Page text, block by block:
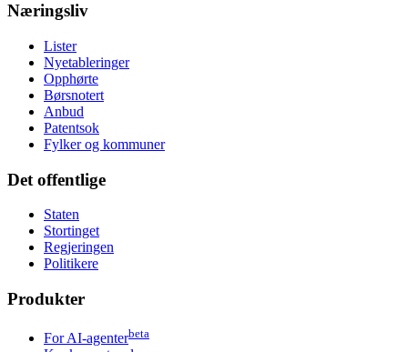
Næringsliv
Lister
Nyetableringer
Opphørte
Børsnotert
Anbud
Patentsok
Fylker og kommuner
Det offentlige
Staten
Stortinget
Regjeringen
Politikere
Produkter
For AI-agenterbeta